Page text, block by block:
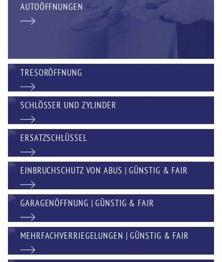
AUTOÖFFNUNGEN
TRESORÖFFNUNG
SCHLÖSSER UND ZYLINDER
ERSATZSCHLÜSSEL
EINBRUCHSCHUTZ VON ABUS | GÜNSTIG & FAIR
GARAGENÖFFNUNG | GÜNSTIG & FAIR
MEHRFACHVERRIEGELUNGEN | GÜNSTIG & FAIR